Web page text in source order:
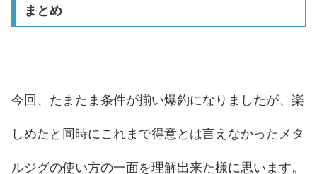
まとめ
今回、たまたま条件が揃い爆釣になりましたが、楽
しめたと同時にこれまで得意とは言えなかったメタ
ルジグの使い方の一面を理解出来た様に思います。